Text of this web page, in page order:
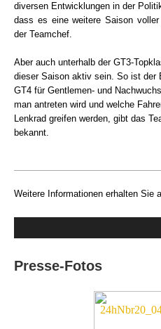
diversen Entwicklungen in der
dass es eine weitere Saison voller
der Teamchef.
Aber auch unterhalb der GT3-
dieser Saison aktiv sein. So ist der
GT4 für Gentlemen- und
man antreten wird und welche
Lenkrad greifen werden, gibt das
bekannt.
Weitere Informationen erhalten Sie
Presse-Fotos